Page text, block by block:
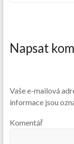
Napsat
Vaše e-mailová
informace jsou
Komentář